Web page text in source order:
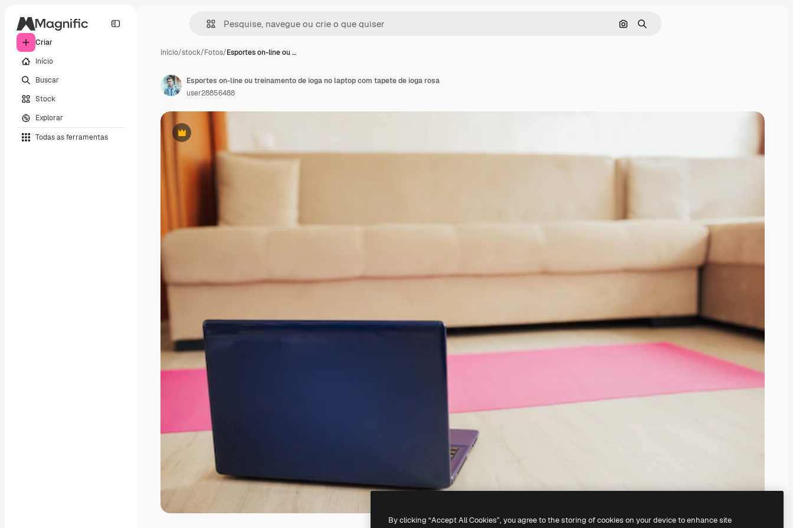
Criar
Início
Buscar
Stock
Explorar
Todas as ferramentas
Pesquisar por imagem
Buscar
Início/stock/Fotos/Esportes on-line ou …
Premium
Esportes on-line ou treinamento de ioga no laptop com tapete de ioga rosa
user28856488
By clicking “Accept All Cookies”, you agree to the storing of cookies on your device to enhance site